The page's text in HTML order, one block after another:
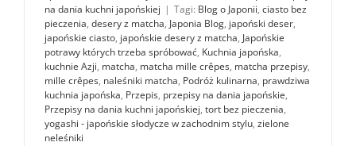
na dania kuchni japońskiej | Tagi: Blog o Japonii, ciasto bez
pieczenia, desery z matcha, Japonia Blog, japoński deser,
japońskie ciasto, japońskie desery z matcha, Japońskie
potrawy których trzeba spróbować, Kuchnia japońska,
kuchnie Azji, matcha, matcha mille crêpes, matcha przepisy,
mille crêpes, naleśniki matcha, Podróż kulinarna, prawdziwa
kuchnia japońska, Przepis, przepisy na dania japońskie,
Przepisy na dania kuchni japońskiej, tort bez pieczenia,
yogashi - japońskie słodycze w zachodnim stylu, zielone
neleśniki